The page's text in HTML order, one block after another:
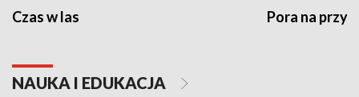
Czas w las Pora na
NAUKA I EDUKACJA